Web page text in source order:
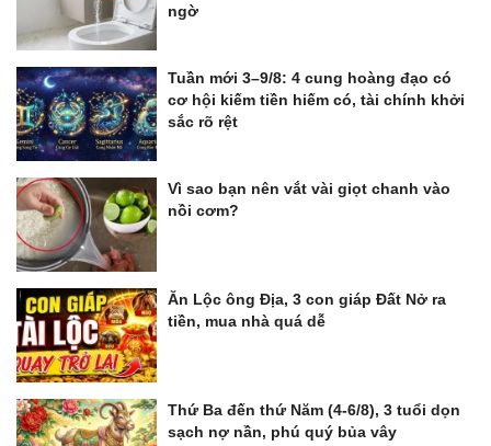
ngờ
Tuần mới 3–9/8: 4 cung hoàng đạo có
cơ hội kiếm tiền hiếm có, tài chính khởi
sắc rõ rệt
Vì sao bạn nên vắt vài giọt chanh vào
nồi cơm?
Ăn Lộc ông Địa, 3 con giáp Đất Nở ra
tiền, mua nhà quá dễ
Thứ Ba đến thứ Năm (4-6/8), 3 tuổi dọn
sạch nợ nần, phú quý bủa vây